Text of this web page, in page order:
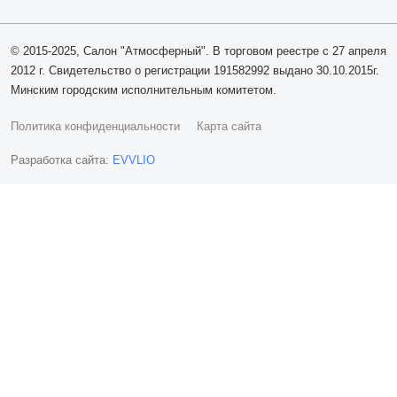
© 2015-2025, Салон "Атмосферный". В торговом реестре с 27 апреля
2012 г. Свидетельство о регистрации 191582992 выдано 30.10.2015г.
Минским городским исполнительным комитетом.
Политика конфиденциальности Карта сайта
Разработка сайта: EVVLIO